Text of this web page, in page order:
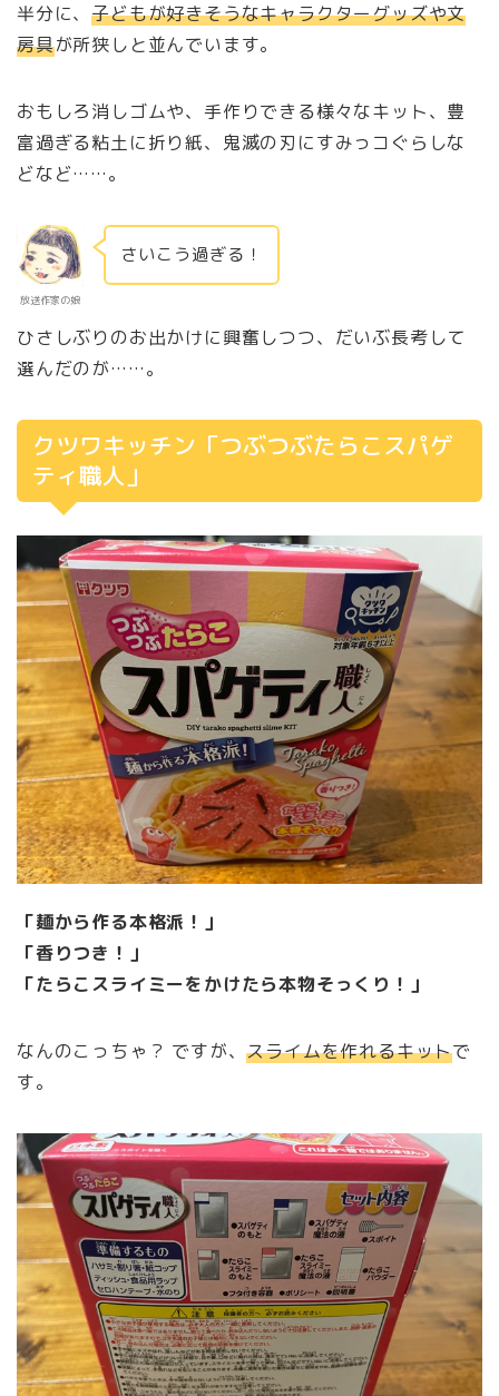
半分に、子どもが好きそうなキャラクターグッズや文
房具が所狭しと並んでいます。
おもしろ消しゴムや、手作りできる様々なキット、豊
富過ぎる粘土に折り紙、鬼滅の刃にすみっコぐらしな
どなど……。
放送作家の娘
さいこう過ぎる！
ひさしぶりのお出かけに興奮しつつ、だいぶ長考して
選んだのが……。
クツワキッチン「つぶつぶたらこスパゲ
ティ職人」
「麺から作る本格派！」
「香りつき！」
「たらこスライミーをかけたら本物そっくり！」
なんのこっちゃ？ ですが、スライムを作れるキットで
す。